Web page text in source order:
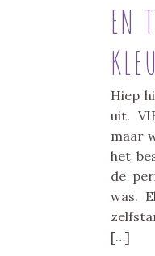
EN
Hiep
uit.
maar
het
de
was.
[…]